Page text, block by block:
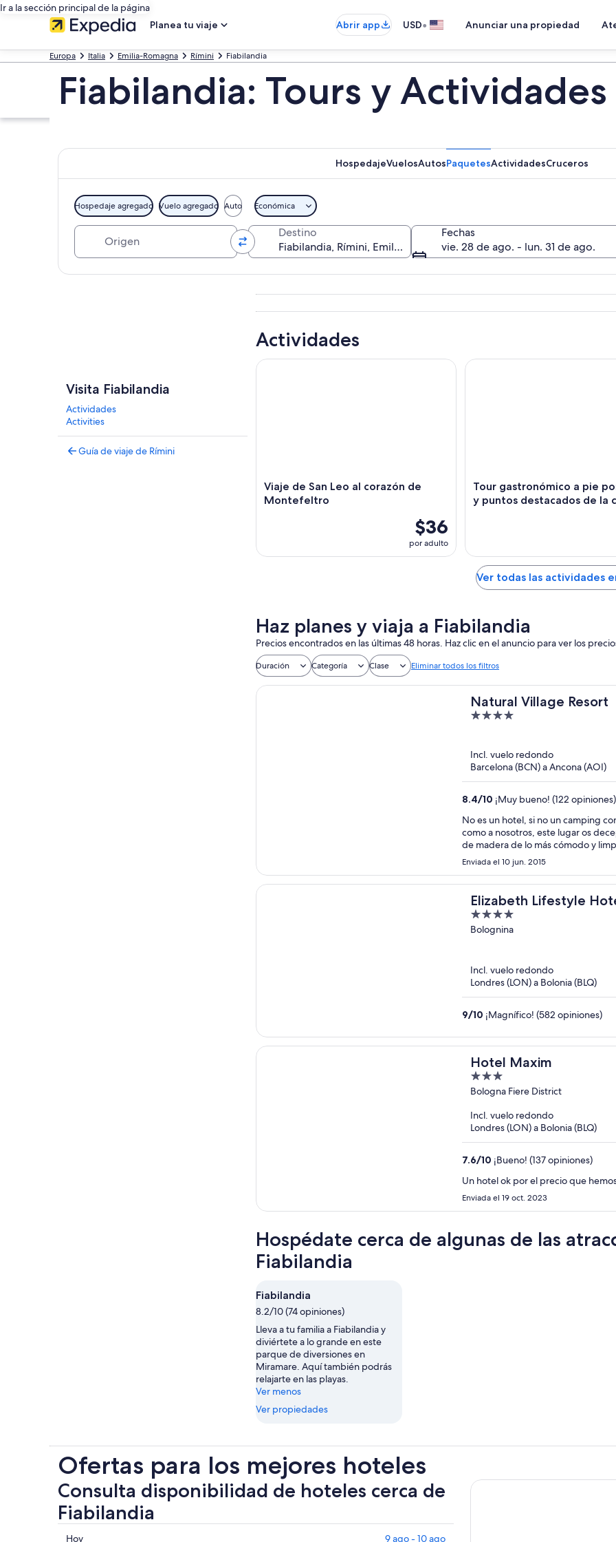
Ir a la sección principal de la página
Planea tu viaje
Abrir app USD• Anunciar una propiedad
Europa Italia Emilia-Romagna Rímini Fiabilandia
Fiabilandia: Tours y Actividades
HospedajeVuelosAutosPaquetesActividadesCruceros
Hospedaje agregado Vuelo agregado Auto Económica
Destino
Fechas
vie. 28 de ago. - lun. 31 de ago.
Visita Fiabilandia
Actividades
Activities
Guía de viaje de Rímini
Actividades
Viaje de San Leo al corazón de
Montefeltro
$36
por adulto
Viaje de San Leo al corazón de Montefeltro
Tour gastronómico a pie
y puntos destacados de la
Tour gastronómico a pie por
Ver todas las actividades
Haz planes y viaja a Fiabilandia
Precios encontrados en las últimas 48 horas. Haz clic en el anuncio para ver los
Duración Categoría Clase Eliminar todos los filtros
Natural Village Resort
4
5
Incl. vuelo redondo
Barcelona (BCN) a Ancona (AOI)
8.4/10 ¡Muy bueno! (122 opiniones)
No es un hotel, si no un camping
como a nosotros, este lugar os
de madera de lo más cómodo y
que os sintáis como en un asilo. El
Enviada el 10 jun. 2015
Elizabeth Lifestyle
4
out
Bolognina
Incl. vuelo redondo
Londres (LON) a Bolonia (BLQ)
9/10 ¡Magnífico! (582 opiniones)
Hotel Maxim
3
out
5
Bologna Fiere District
Incl. vuelo redondo
Londres (LON) a Bolonia (BLQ)
7.6/10 ¡Bueno! (137 opiniones)
Un hotel ok por el precio que
Enviada el 19 oct. 2023
Hospédate cerca de algunas de las
Fiabilandia
Fiabilandia
8.2/10 (74 opiniones)
Lleva a tu familia a Fiabilandia y
diviértete a lo grande en este
parque de diversiones en
Miramare. Aquí también podrás
relajarte en las playas.
Ver menos
Ver propiedades
Ofertas para los mejores hoteles
Consulta disponibilidad de hoteles cerca de
Fiabilandia
Consultar
Hoy 9 ago - 10 ago